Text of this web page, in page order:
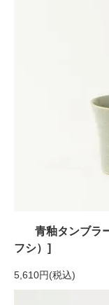
青釉タンブラ
フシ）]
5,610円(税込)